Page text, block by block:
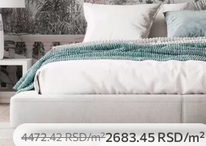
4472.42RSD/m²2683.45RSD/m²